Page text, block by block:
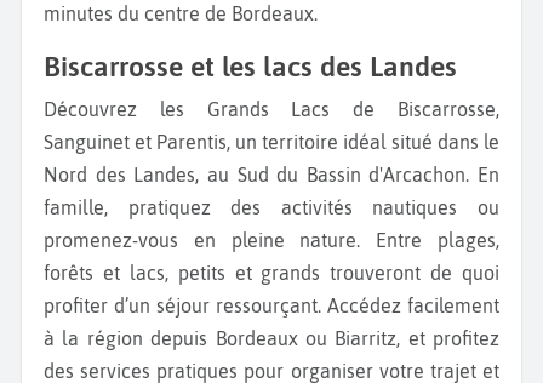
minutes du centre de Bordeaux.
Biscarrosse et les lacs des Landes
Découvrez les Grands Lacs de Biscarrosse,
Sanguinet et Parentis, un territoire idéal situé dans le
Nord des Landes, au Sud du Bassin d'Arcachon. En
famille, pratiquez des activités nautiques ou
promenez-vous en pleine nature. Entre plages,
forêts et lacs, petits et grands trouveront de quoi
profiter d’un séjour ressourçant. Accédez facilement
à la région depuis Bordeaux ou Biarritz, et profitez
des services pratiques pour organiser votre trajet et